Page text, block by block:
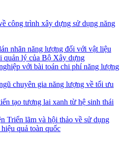
công trình xây dựng sử dụng năng
nhãn năng lượng đối với vật liệu
quản lý của Bộ Xây dựng
với bài toán chi phí năng lượng
chuyên gia năng lượng về tối ưu
tạo tương lai xanh từ hệ sinh thái
Triển lãm và hội thảo về sử dụng
quả toàn quốc